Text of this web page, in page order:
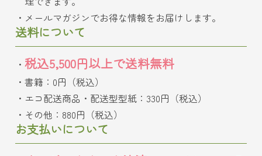
メールマガジンでお得な情報をお届けします。
送料について
税込5,500円以上で送料無料
書籍：0円（税込）
エコ配送商品・配送型型紙：330円（税込）
その他：880円（税込）
お支払いについて